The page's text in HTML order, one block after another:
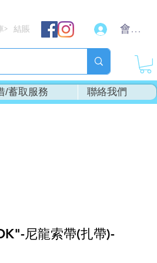
結賬 會員登入
/蓄取服務 聯絡我們
尼龍索帶(扎帶)-